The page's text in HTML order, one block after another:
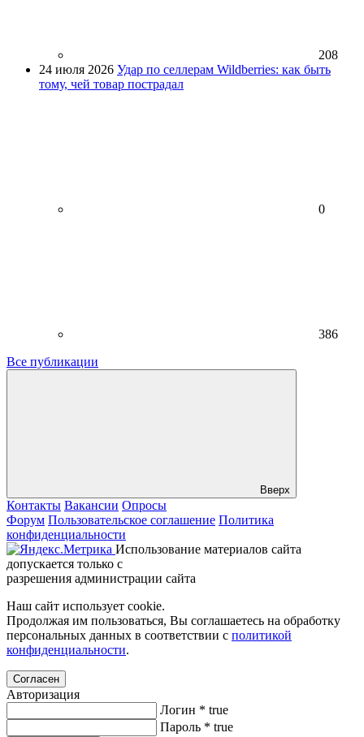
208
24 июля 2026 Удар по селлерам Wildberries: как быть
тому, чей товар пострадал
0
386
Все публикации
Вверх
Контакты Вакансии Опросы
Форум Пользовательское соглашение Политика
конфиденциальности
Использование материалов сайта
допускается только с
разрешения администрации сайта
Наш сайт использует cookie.
Продолжая им пользоваться, Вы соглашаетесь на обработку
персональных данных в соответствии с политикой
конфиденциальности.
Согласен
Авторизация
Логин * true
Пароль * true